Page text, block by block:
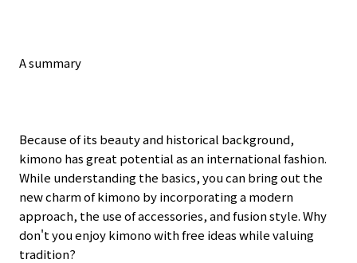
A summary
Because of its beauty and historical background,
kimono has great potential as an international fashion.
While understanding the basics, you can bring out the
new charm of kimono by incorporating a modern
approach, the use of accessories, and fusion style. Why
don't you enjoy kimono with free ideas while valuing
tradition?